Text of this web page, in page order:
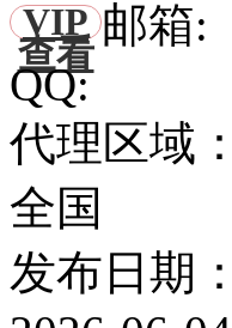
VIP
查看
邮箱:
QQ:
代理区域：
全国
发布日期：